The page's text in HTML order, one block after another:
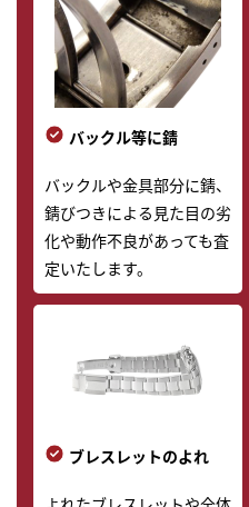
バックル等に錆
バックルや金具部分に錆、
錆びつきによる見た目の劣
化や動作不良があっても査
定いたします。
ブレスレットのよれ